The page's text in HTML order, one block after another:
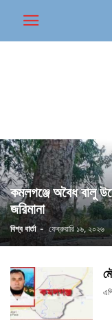
কমলগঞ্জে অবৈধ বালু
জরিমানা
বিশ্ব বার্তা - ফেব্রুয়ারি ১৬, ২০২৬